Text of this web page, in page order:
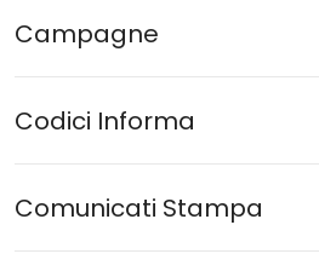
Campagne
Codici Informa
Comunicati Stampa